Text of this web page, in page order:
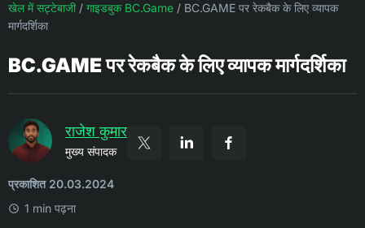
खेल में सट्टेबाजी/ गाइडबुक BC.Game / BC.GAME पर रेकबैक के लिए व्यापक
मार्गदर्शिका
BC.GAME पर रेकबैक के लिए व्यापक मार्गदर्शिका
राजेश कुमार
मुख्य संपादक
प्रकाशित 20.03.2024
1 min पढ़ना